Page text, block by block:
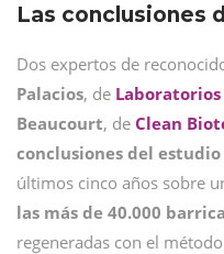
Las conclusiones
Dos expertos de
Palacios, de
Beaucourt, de Clean
conclusiones del estudio
últimos cinco años sobre
las más de 40.000
regeneradas con el